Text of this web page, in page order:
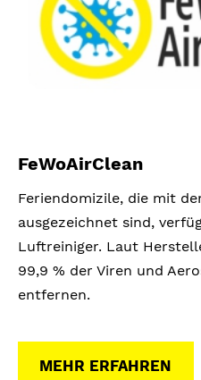
FeWoAirClean
Feriendomizile, die mit
ausgezeichnet sind,
Luftreiniger. Laut
99,9 % der Viren und
entfernen.
MEHR ERFAHREN